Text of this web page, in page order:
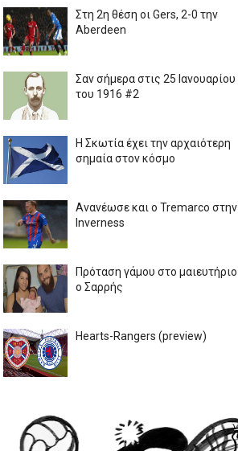
Στη 2η θέση οι Gers, 2-0 την
Aberdeen
Σαν σήμερα στις 25 Ιανουαρίου
του 1916 #2
Η Σκωτία έχει την αρχαιότερη
σημαία στον κόσμο
Ανανέωσε και ο Tremarco στην
Inverness
Πρόταση γάμου στο μαιευτήριο
ο Σαρρής
Hearts-Rangers (preview)